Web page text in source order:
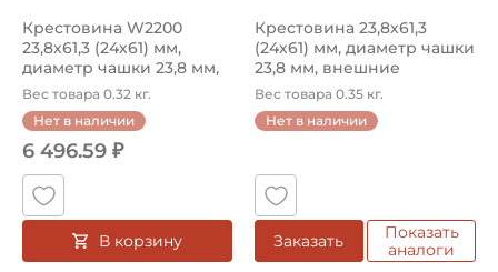
Крестовина W2200
23,8х61,3 (24х61) мм,
диаметр чашки 23,8 мм,
внешние с...
Вес товара 0.32 кг.
Нет в наличии
6 496.59 ₽
В корзину
Крестовина 23,8х61,3
(24х61) мм, диаметр чашки
23,8 мм, внешние
стопорн...
Вес товара 0.35 кг.
Нет в наличии
Заказать
Показать
аналоги